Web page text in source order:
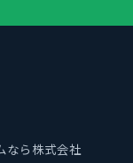
なら株式会社